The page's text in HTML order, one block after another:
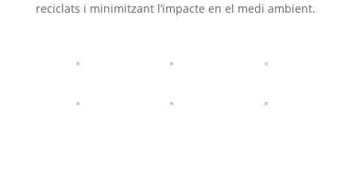
reciclats i minimitzant l’impacte en el medi ambient.